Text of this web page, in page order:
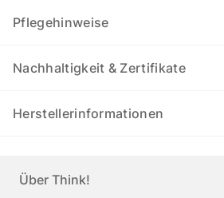
Pflegehinweise
Nachhaltigkeit & Zertifikate
Herstellerinformationen
Über Think!